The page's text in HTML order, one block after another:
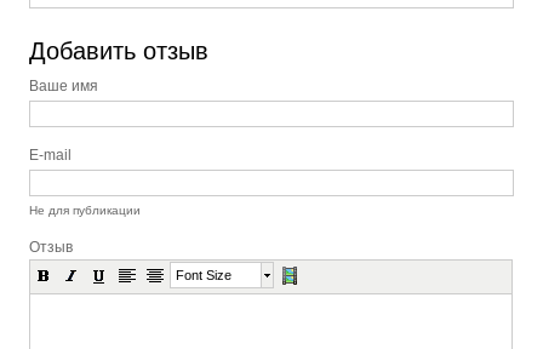
Добавить отзыв
Ваше имя
E-mail
Не для публикации
Отзыв
Font Size